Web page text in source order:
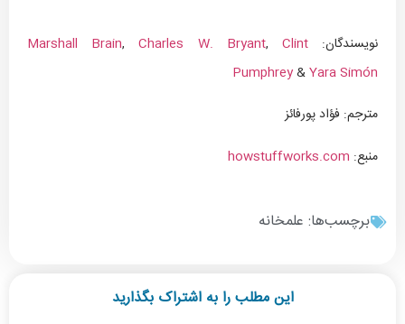
نویسندگان: Marshall Brain,Charles W. Bryant, Clint
Pumphrey&Yara Simón
مترجم: فؤاد پورفائز
منبع: howstuffworks.com
برچسب‌ها: علمخانه
این مطلب را به اشتراک بگذارید